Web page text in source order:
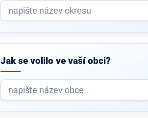
Jak se volilo ve vaší obci?